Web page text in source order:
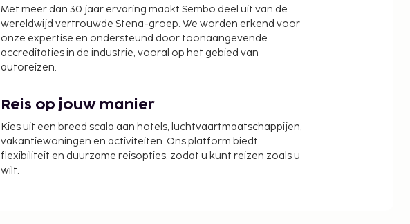
Met meer dan 30 jaar ervaring maakt Sembo deel uit van de
wereldwijd vertrouwde Stena-groep. We worden erkend voor
onze expertise en ondersteund door toonaangevende
accreditaties in de industrie, vooral op het gebied van
autoreizen.
Reis op jouw manier
Kies uit een breed scala aan hotels, luchtvaartmaatschappijen,
vakantiewoningen en activiteiten. Ons platform biedt
flexibiliteit en duurzame reisopties, zodat u kunt reizen zoals u
wilt.